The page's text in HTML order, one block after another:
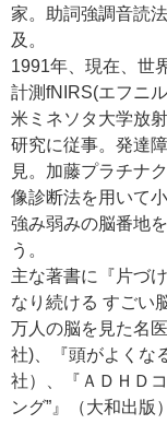
家。助詞強調音読
及。
1991年、現在、世
計測fNIRS(エフニ
米ミネソタ大学放
研究に従事。発達
見。加藤プラチナ
像診断法を用いて
強み弱みの脳番地
う。
主な著書に『片づ
なり続ける すごい
万人の脳を見た名
社)、『頭がよくな
社）、『ＡＤＨＤ
ング”』（大和出版